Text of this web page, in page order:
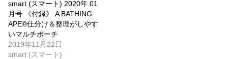
smart (スマート) 2020年 01
月号 《付録》 A BATHING
APE®仕分け＆整理がしやす
いマルチポーチ
2019年11月22日
smart (スマート)